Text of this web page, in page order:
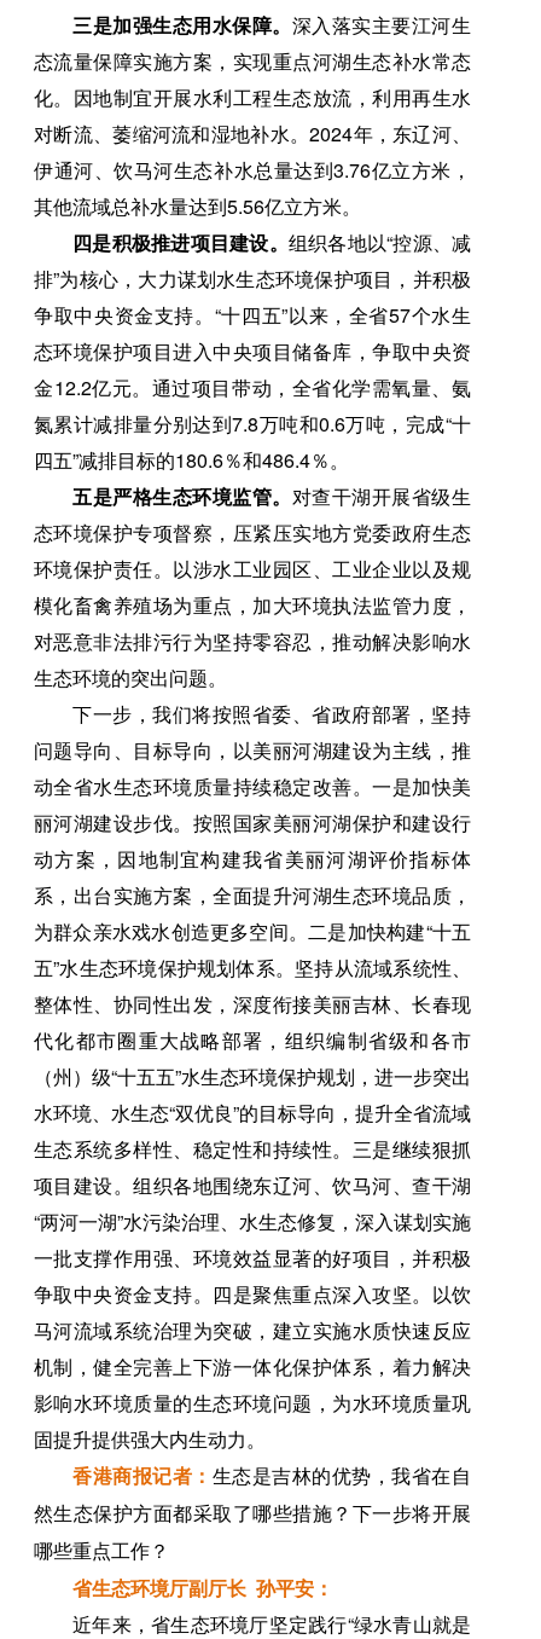
三是加强生态用水保障。 深入落实主要江河生
态流量保障实施方案，实现重点河湖生态补水常态
化。因地制宜开展水利工程生态放流，利用再生水
对断流、萎缩河流和湿地补水。2024年，东辽河、
伊通河、饮马河生态补水总量达到3.76亿立方米，
其他流域总补水量达到5.56亿立方米。
四是积极推进项目建设。 组织各地以“控源、减
排”为核心，大力谋划水生态环境保护项目，并积极
争取中央资金支持。“十四五”以来，全省57个水生
态环境保护项目进入中央项目储备库，争取中央资
金12.2亿元。通过项目带动，全省化学需氧量、氨
氮累计减排量分别达到7.8万吨和0.6万吨，完成“十
四五”减排目标的180.6％和486.4％。
五是严格生态环境监管。 对查干湖开展省级生
态环境保护专项督察，压紧压实地方党委政府生态
环境保护责任。以涉水工业园区、工业企业以及规
模化畜禽养殖场为重点，加大环境执法监管力度，
对恶意非法排污行为坚持零容忍，推动解决影响水
生态环境的突出问题。
下一步，我们将按照省委、省政府部署，坚持
问题导向、目标导向，以美丽河湖建设为主线，推
动全省水生态环境质量持续稳定改善。一是加快美
丽河湖建设步伐。按照国家美丽河湖保护和建设行
动方案，因地制宜构建我省美丽河湖评价指标体
系，出台实施方案，全面提升河湖生态环境品质，
为群众亲水戏水创造更多空间。二是加快构建“十五
五”水生态环境保护规划体系。坚持从流域系统性、
整体性、协同性出发，深度衔接美丽吉林、长春现
代化都市圈重大战略部署，组织编制省级和各市
（州）级“十五五”水生态环境保护规划，进一步突出
水环境、水生态“双优良”的目标导向，提升全省流域
生态系统多样性、稳定性和持续性。三是继续狠抓
项目建设。组织各地围绕东辽河、饮马河、查干湖
“两河一湖”水污染治理、水生态修复，深入谋划实施
一批支撑作用强、环境效益显著的好项目，并积极
争取中央资金支持。四是聚焦重点深入攻坚。以饮
马河流域系统治理为突破，建立实施水质快速反应
机制，健全完善上下游一体化保护体系，着力解决
影响水环境质量的生态环境问题，为水环境质量巩
固提升提供强大内生动力。
香港商报记者： 生态是吉林的优势，我省在自
然生态保护方面都采取了哪些措施？下一步将开展
哪些重点工作？
省生态环境厅副厅长 孙平安：
近年来，省生态环境厅坚定践行“绿水青山就是